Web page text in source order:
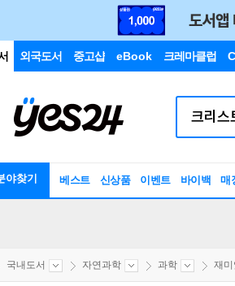
외국도서 중고샵 eBook 크레마클럽
야찾기 베스트 신상품 이벤트 바이백 매
국내도서 자연과학 과학 재